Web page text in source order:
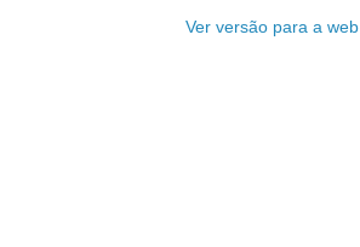
Ver versão para a web